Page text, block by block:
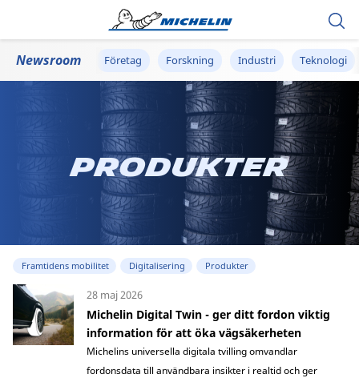
Newsroom Företag Forskning Industri Teknologi
Produkter
Framtidens mobilitet Digitalisering Produkter
28 maj 2026
Michelin Digital Twin - ger ditt fordon viktig
information för att öka vägsäkerheten
Michelins universella digitala tvilling omvandlar
fordonsdata till användbara insikter i realtid och ger